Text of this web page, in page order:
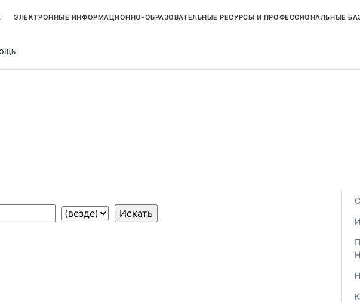
ЭЛЕКТРОННЫЕ ИНФОРМАЦИОННО-ОБРАЗОВАТЕЛЬНЫЕ РЕСУРСЫ И ПРОФЕССИОНАЛЬНЫЕ